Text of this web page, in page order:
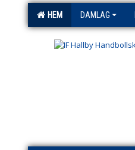
HEM DAMLAG